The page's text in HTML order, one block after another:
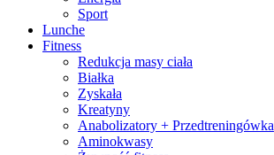
Sport
Lunche
Fitness
Redukcja masy ciała
Białka
Zyskała
Kreatyny
Anabolizatory + Przedtreningówka
Aminokwasy